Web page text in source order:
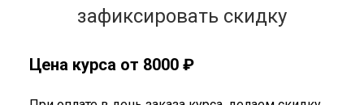
зафиксировать скидку
Цена курса от 8000 ₽